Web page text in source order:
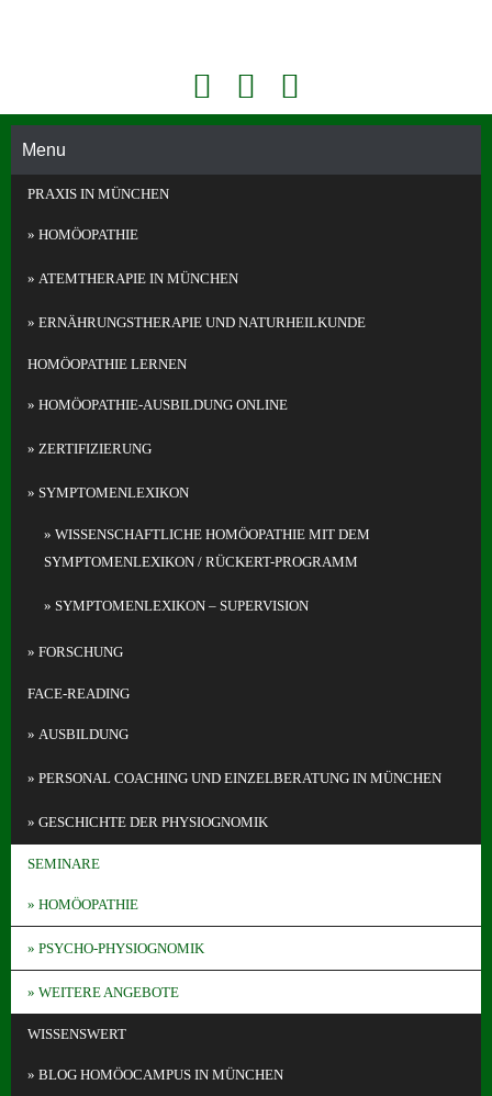
Akademie Für Homöopathie Und Face Reading In München
Face
book
Konta
kt
Face
ng
e in
hen
Telefo
Menu
PRAXIS IN MÜNCHEN
HOMÖOPATHIE
ATEMTHERAPIE IN MÜNCHEN
ERNÄHRUNGS­THERAPIE UND NATURHEILKUNDE
HOMÖOPATHIE LERNEN
HOMÖOPATHIE-AUSBILDUNG ONLINE
ZERTIFIZIERUNG
SYMPTOMENLEXIKON
WISSENSCHAFTLICHE HOMÖOPATHIE MIT DEM
SYMPTOMENLEXIKON / RÜCKERT-PROGRAMM
SYMPTOMENLEXIKON – SUPERVISION
FORSCHUNG
FACE-READING
AUSBILDUNG
PERSONAL COACHING UND EINZELBERATUNG IN MÜNCHEN
GESCHICHTE DER PHYSIOGNOMIK
SEMINARE
HOMÖOPATHIE
PSYCHO-PHYSIOGNOMIK
WEITERE ANGEBOTE
WISSENSWERT
BLOG HOMÖOCAMPUS IN MÜNCHEN